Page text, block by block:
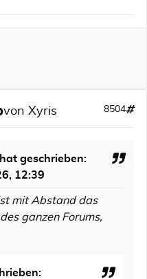
8504
von Xyris
hat geschrieben:
12:39
mit Abstand das
ganzen Forums,